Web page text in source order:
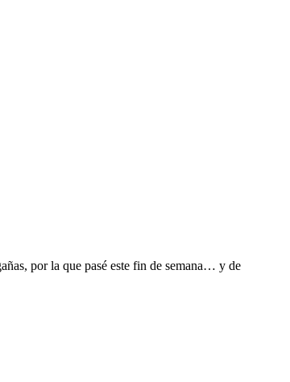
por la que pasé este fin de semana… y de